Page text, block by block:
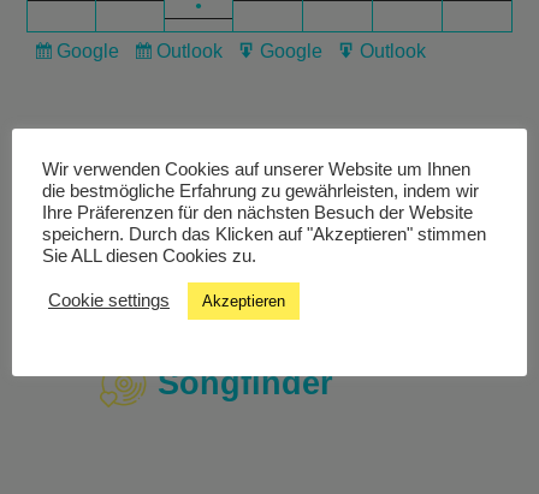
●
Subscribe
Google
Subscribe
Outlook
Export
Google
Export
Outlook
Livestream
Studiochat
Songfinder
Wir verwenden Cookies auf unserer Website um Ihnen
die bestmögliche Erfahrung zu gewährleisten, indem wir
Ihre Präferenzen für den nächsten Besuch der Website
speichern. Durch das Klicken auf "Akzeptieren" stimmen
Sie ALL diesen Cookies zu.
Cookie settings Akzeptieren